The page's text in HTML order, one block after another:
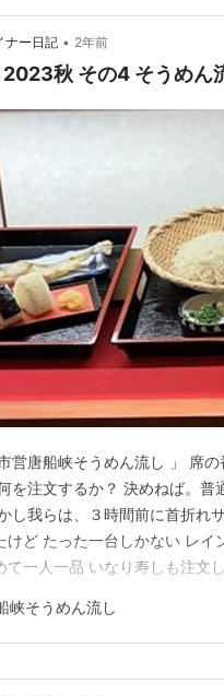
ナー日記 • 2年前
秋 その4 そうめん
営唐船峡そうめん流し 」 席
を注文するか？ 決めねば。
し我らは、３時間前に首折れ
けど たった一台しかない レ
て一人一品 いなり寿しも注文
ります」 というと４０７番に
６番を見ると こちらも綺麗だ…
峡そうめん流し